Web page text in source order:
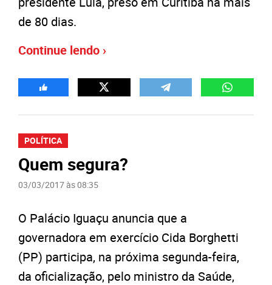
de 80 dias.
Continue lendo ›
POLÍTICA
Quem segura?
03/03/2017 às 08:35
O Palácio Iguaçu anuncia que a
governadora em exercício Cida Borghetti
(PP) participa, na próxima segunda-feira,
da oficialização, pelo ministro da Saúde,